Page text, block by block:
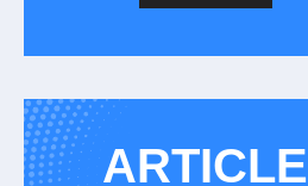
ARTICLE